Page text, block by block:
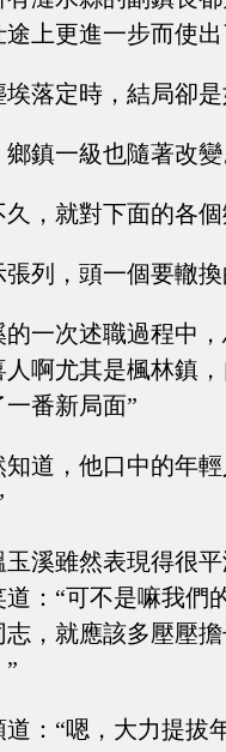
途上更進一步而使
埃落定時，結局卻
鄉鎮一級也隨著改
久，就對下面的各
張列，頭一個要轍
一次述職過程中
啊尤其是楓林鎮
番新局面”
知道，他口中的年
玉溪雖然表現得很
：“可不是嘛我們
志，就應該多壓壓
：“嗯，大力提拔